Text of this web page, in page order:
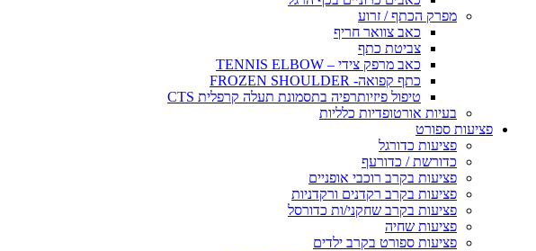
מפרק הכתף / זרוע
כאב צוואר חריף
צביטת כתף
כאב מרפק צידי – TENNIS ELBOW
כתף קפואה- FROZEN SHOULDER
טיפול פיזיותרפיה בתסמונת תעלה קרפלית CTS
בעיות אורטופדיות כלליות
פציעות ספורט
פציעות כדורגל
כדורשת / כדורעף
פציעות בקרב רוכבי אופניים
פציעות בקרב רקדנים ורקדניות
פציעות בקרב שחקני/ות כדורסל
פציעות שחיה
פציעות ספורט בקרב ילדים